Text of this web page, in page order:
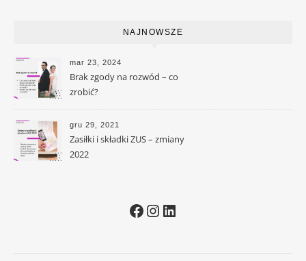
NAJNOWSZE
mar 23, 2024
Brak zgody na rozwód – co
zrobić?
gru 29, 2021
Zasiłki i składki ZUS – zmiany
2022
Facebook
Instagram
LinkedIn